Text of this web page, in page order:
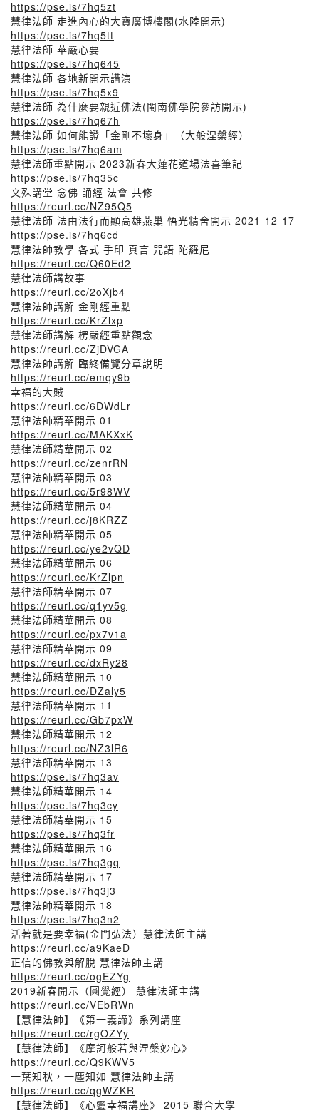
https://pse.is/7hq5zt
慧律法師 走進內心的大寶廣博樓閣(水陸開示)
https://pse.is/7hq5tt
慧律法師 華嚴心要
https://pse.is/7hq645
慧律法師 各地新開示講演
https://pse.is/7hq5x9
慧律法師 為什麼要親近佛法(閩南佛學院參訪開示)
https://pse.is/7hq67h
慧律法師 如何能證「金剛不壞身」（大般涅槃經）
https://pse.is/7hq6am
慧律法師重點開示 2023新春大蓮花道場法喜筆記
https://pse.is/7hq35c
文殊講堂 念佛 誦經 法會 共修
https://reurl.cc/NZ95Q5
慧律法師 法由法行而顯高雄燕巢 悟光精舍開示 2021-12-17
https://pse.is/7hq6cd
慧律法師教學 各式 手印 真言 咒語 陀羅尼
https://reurl.cc/Q60Ed2
慧律法師講故事
https://reurl.cc/2oXjb4
慧律法師講解 金剛經重點
https://reurl.cc/KrZlxp
慧律法師講解 楞嚴經重點觀念
https://reurl.cc/ZjDVGA
慧律法師講解 臨終備覽分章說明
https://reurl.cc/emqy9b
幸福的大賊
https://reurl.cc/6DWdLr
慧律法師精華開示 01
https://reurl.cc/MAKXxK
慧律法師精華開示 02
https://reurl.cc/zenrRN
慧律法師精華開示 03
https://reurl.cc/5r98WV
慧律法師精華開示 04
https://reurl.cc/j8KRZZ
慧律法師精華開示 05
https://reurl.cc/ye2vQD
慧律法師精華開示 06
https://reurl.cc/KrZlpn
慧律法師精華開示 07
https://reurl.cc/q1yv5g
慧律法師精華開示 08
https://reurl.cc/px7v1a
慧律法師精華開示 09
https://reurl.cc/dxRy28
慧律法師精華開示 10
https://reurl.cc/DZaly5
慧律法師精華開示 11
https://reurl.cc/Gb7pxW
慧律法師精華開示 12
https://reurl.cc/NZ3lR6
慧律法師精華開示 13
https://pse.is/7hq3av
慧律法師精華開示 14
https://pse.is/7hq3cy
慧律法師精華開示 15
https://pse.is/7hq3fr
慧律法師精華開示 16
https://pse.is/7hq3gq
慧律法師精華開示 17
https://pse.is/7hq3j3
慧律法師精華開示 18
https://pse.is/7hq3n2
活著就是要幸福(金門弘法）慧律法師主講
https://reurl.cc/a9KaeD
正信的佛教與解脫 慧律法師主講
https://reurl.cc/ogEZYg
2019新春開示（圓覺經） 慧律法師主講
https://reurl.cc/VEbRWn
【慧律法師】《第一義諦》系列講座
https://reurl.cc/rgOZYy
【慧律法師】《摩訶般若與涅槃妙心》
https://reurl.cc/Q9KWV5
一葉知秋，一塵知如 慧律法師主講
https://reurl.cc/qgWZKR
【慧律法師】《心靈幸福講座》 2015 聯合大學